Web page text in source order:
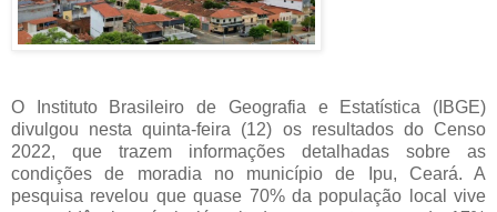
O Instituto Brasileiro de Geografia e Estatística (IBGE)
divulgou nesta quinta-feira (12) os resultados do Censo
2022, que trazem informações detalhadas sobre as
condições de moradia no município de Ipu, Ceará. A
pesquisa revelou que quase 70% da população local vive